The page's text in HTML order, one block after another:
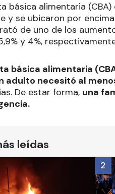
básica alimentaria
y se ubicaron por
de uno de los
y 4%,
básica alimentaria
adulto necesitó al
De estar forma, una
leídas
2